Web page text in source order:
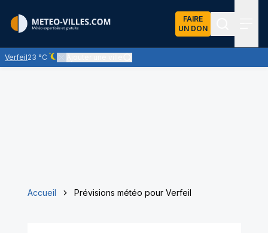
FAIRE
UN DON
Verfeil23 °C
Ciel dégagé - quasiment pas de nuages
Accueil Prévisions météo pour Verfeil